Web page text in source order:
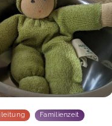
Familienzeit